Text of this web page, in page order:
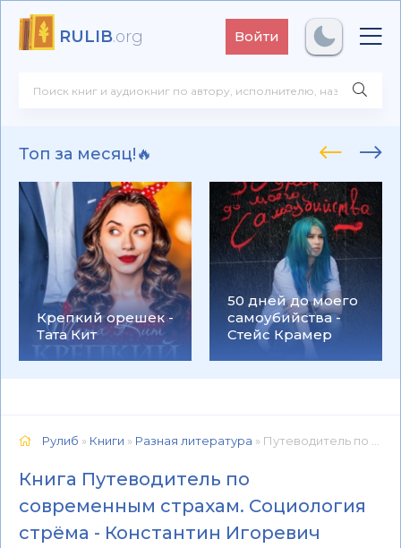
RULIB.org Войти
Топ за месяц!🔥
Крепкий орешек -
Тата Кит
50 дней до моего
самоубийства -
Стейс Крамер
Рулиб » Книги » Разная литература » Путеводитель по современным страхам. Социология стрёма - Константин Игоревич Филоненко 📕 - Книга онлайн бесплатно
Книга Путеводитель по
современным страхам. Социология
стрёма - Константин Игоревич